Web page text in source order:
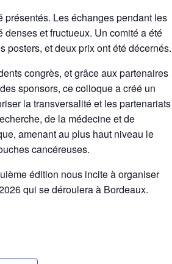
présentés. Les échanges pendant les
denses et fructueux. Un comité a été
posters, et deux prix ont été décernés.
congrès, et grâce aux partenaires
sponsors, ce colloque a créé un
la transversalité et les partenariats
de la médecine et de
amenant au plus haut niveau le
cancéreuses.
édition nous incite à organiser
qui se déroulera à Bordeaux.